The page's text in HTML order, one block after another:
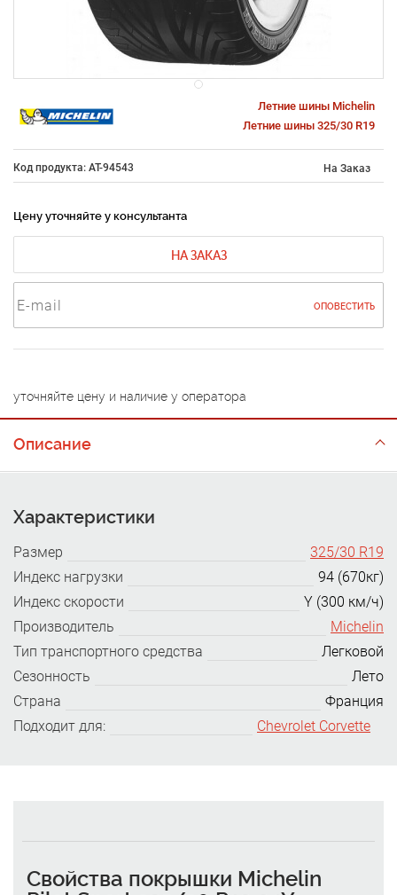
Летние шины Michelin
Летние шины 325/30 R19
Код продукта: AT-94543 На Заказ
Цену уточняйте у консультанта
НА ЗАКАЗ
ОПОВЕСТИТЬ
уточняйте цену и наличие у оператора
Описание
Характеристики
Размер
325/30 R19
Индекс нагрузки
94 (670кг)
Индекс скорости
Y (300 км/ч)
Производитель
Michelin
Тип транспортного средства
Легковой
Сезонность
Лето
Страна
Франция
Подходит для:
Chevrolet Corvette
Свойства покрышки Michelin